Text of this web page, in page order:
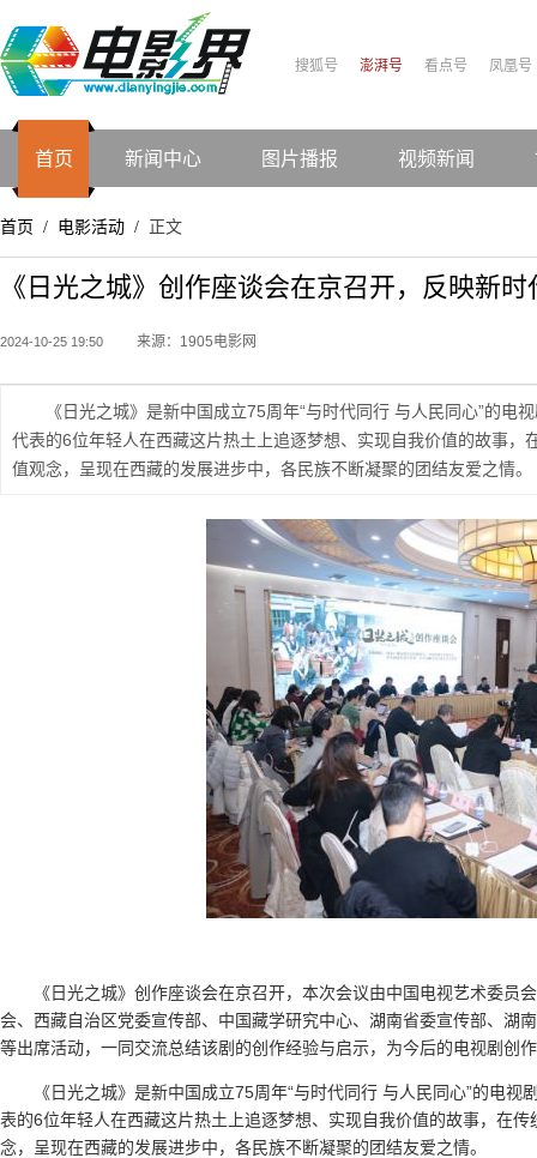
搜狐号 澎湃号 看点号 凤凰号
首页 新闻中心 图片播报 视频新闻
首页 / 电影活动 / 正文
《日光之城》创作座谈会在京召开，反映新
2024-10-25 19:50 来源：1905电影网
《日光之城》是新中国成立75周年“与时代同行 与人民同心”的
代表的6位年轻人在西藏这片热土上追逐梦想、实现自我价值的故事
值观念，呈现在西藏的发展进步中，各民族不断凝聚的团结友爱之情。
《日光之城》创作座谈会在京召开，本次会议由中国电视艺术委
会、西藏自治区党委宣传部、中国藏学研究中心、湖南省委宣传部、湖
等出席活动，一同交流总结该剧的创作经验与启示，为今后的电视剧创
《日光之城》是新中国成立75周年“与时代同行 与人民同心”的电
表的6位年轻人在西藏这片热土上追逐梦想、实现自我价值的故事，在
念，呈现在西藏的发展进步中，各民族不断凝聚的团结友爱之情。